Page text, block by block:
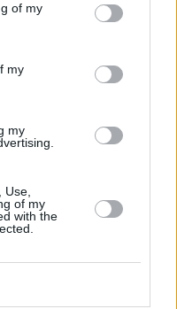
of my
my
my
of my
with the
Εσόδων από
ή από άλλο φορέα.
για τη δίωξη του
είναι 8
Α.Α.Δ.Ε. (π.χ.
Εγκλήματος
του Υπουργείου